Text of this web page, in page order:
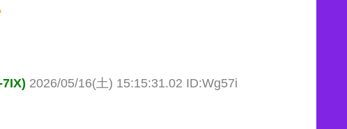
2026/05/16(土) 15:15:31.02 ID:Wg57i